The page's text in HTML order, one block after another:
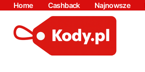
Home Cashback Najnowsze